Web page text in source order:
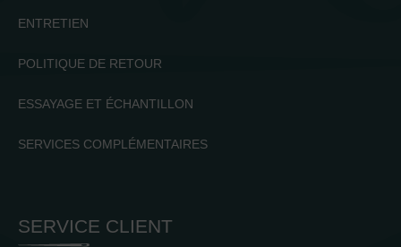
ENTRETIEN
POLITIQUE DE RETOUR
ESSAYAGE ET ÉCHANTILLON
SERVICES COMPLÉMENTAIRES
SERVICE CLIENT